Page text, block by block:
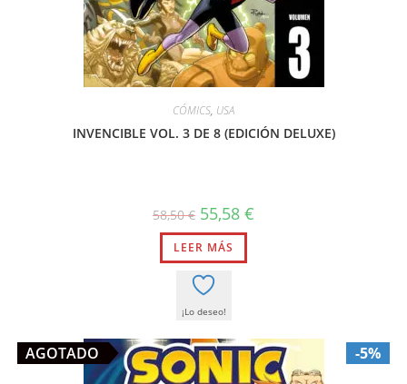
CÓMICS, USA
INVENCIBLE VOL. 3 DE 8 (EDICIÓN DELUXE)
58,50€ El
precio
original
era:
58,50 €.
55,58 €
LEER MÁS
¡Lo deseo!
-5%
AGOTADO